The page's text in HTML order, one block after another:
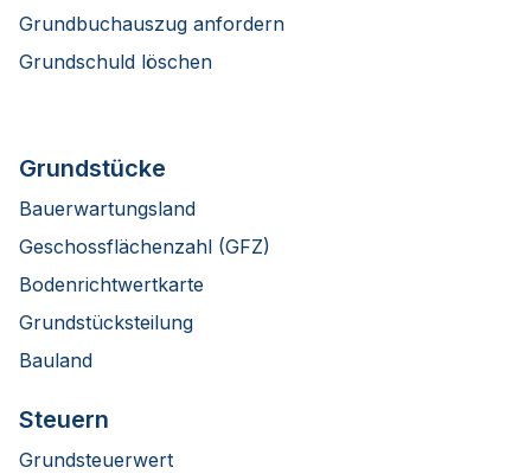
Grundbuchauszug anfordern
Grundschuld löschen
Grundstücke
Bauerwartungsland
Geschossflächenzahl (GFZ)
Bodenrichtwertkarte
Grundstücksteilung
Bauland
Steuern
Grundsteuerwert